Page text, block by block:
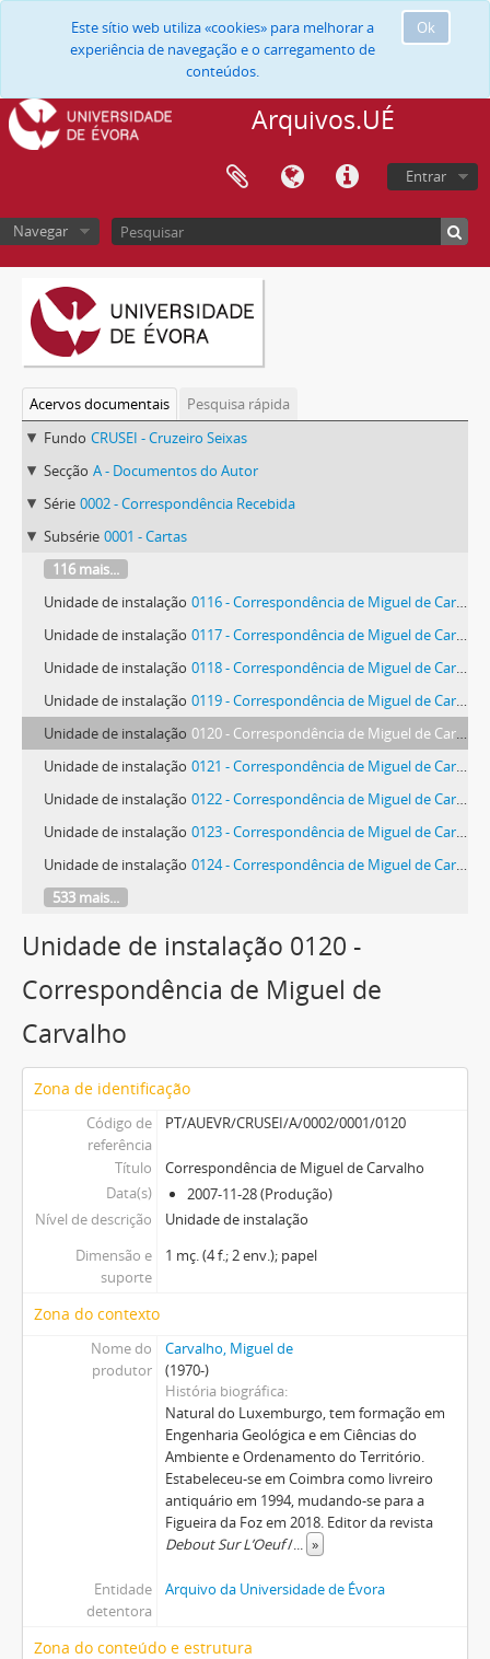
Ok
Este sítio web utiliza «cookies» para melhorar a
experiência de navegação e o carregamento de
conteúdos.
Arquivos.UÉ
Entrar
Navegar
Acervos documentais
Pesquisa rápida
Fundo CRUSEI - Cruzeiro Seixas
Secção A - Documentos do Autor
Série 0002 - Correspondência Recebida
Subsérie 0001 - Cartas
116 mais...
Unidade de instalação 0116 - Correspondência de Miguel de Carvalho
Unidade de instalação 0117 - Correspondência de Miguel de Carvalho
Unidade de instalação 0118 - Correspondência de Miguel de Carvalho
Unidade de instalação 0119 - Correspondência de Miguel de Carvalho
Unidade de instalação 0120 - Correspondência de Miguel de Carvalho
Unidade de instalação 0121 - Correspondência de Miguel de Carvalho
Unidade de instalação 0122 - Correspondência de Miguel de Carvalho
Unidade de instalação 0123 - Correspondência de Miguel de Carvalho
Unidade de instalação 0124 - Correspondência de Miguel de Carvalho
533 mais...
Unidade de instalação 0120 -
Correspondência de Miguel de
Carvalho
Zona de identificação
Código de
referência
PT/AUEVR/CRUSEI/A/0002/0001/0120
Título
Correspondência de Miguel de Carvalho
Data(s)
2007-11-28 (Produção)
Nível de descrição
Unidade de instalação
Dimensão e
suporte
1 mç. (4 f.; 2 env.); papel
Zona do contexto
Nome do
produtor
Carvalho, Miguel de
(1970-)
História biográfica
Natural do Luxemburgo, tem formação em
Engenharia Geológica e em Ciências do
Ambiente e Ordenamento do Território.
Estabeleceu-se em Coimbra como livreiro
antiquário em 1994, mudando-se para a
Figueira da Foz em 2018. Editor da revista
Debout Sur L’Oeuf/... »
Entidade
detentora
Arquivo da Universidade de Évora
Zona do conteúdo e estrutura